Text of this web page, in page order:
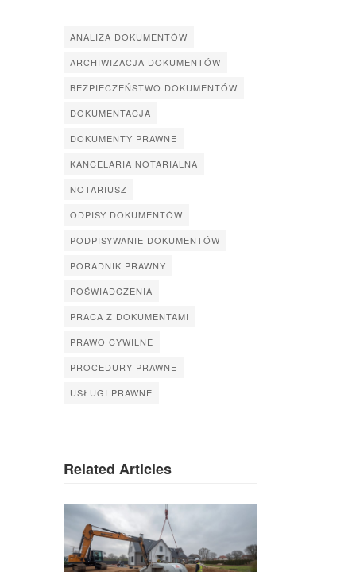
ANALIZA DOKUMENTÓW
ARCHIWIZACJA DOKUMENTÓW
BEZPIECZEŃSTWO DOKUMENTÓW
DOKUMENTACJA
DOKUMENTY PRAWNE
KANCELARIA NOTARIALNA
NOTARIUSZ
ODPISY DOKUMENTÓW
PODPISYWANIE DOKUMENTÓW
PORADNIK PRAWNY
POŚWIADCZENIA
PRACA Z DOKUMENTAMI
PRAWO CYWILNE
PROCEDURY PRAWNE
USŁUGI PRAWNE
Related Articles